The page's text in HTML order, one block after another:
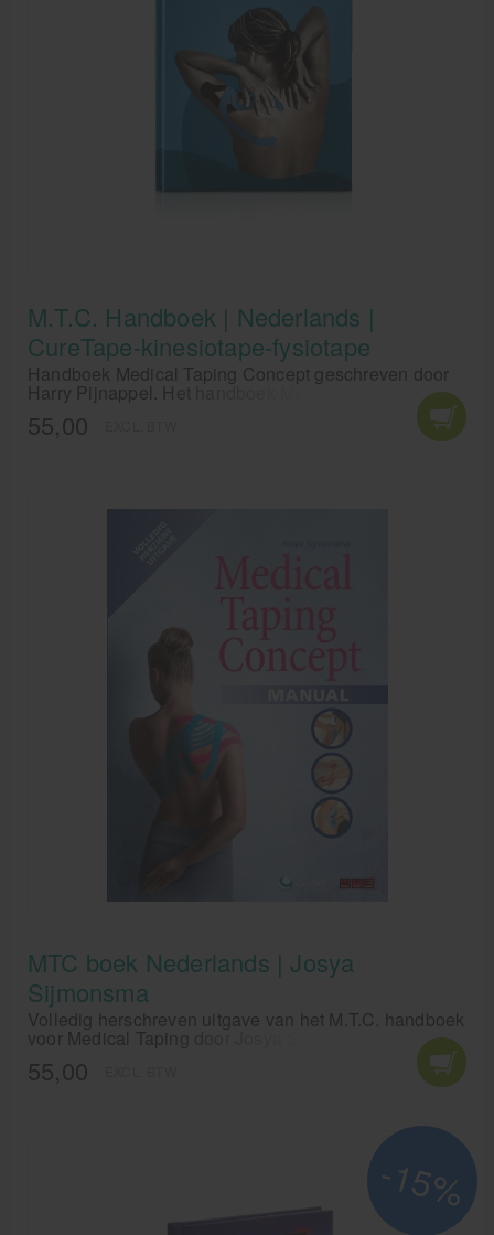
M.T.C. Handboek | Nederlands |
CureTape-kinesiotape-fysiotape
Handboek Medical Taping Concept geschreven door
Harry Pijnappel. Het handboek Medical Taping
Concept, is dé ultieme gids voor medische
professionals die meer inzicht in behandeling met
55,00
MTC boek Nederlands | Josya
Sijmonsma
Volledig herschreven uitgave van het M.T.C. handboek
voor Medical Taping door Josya Sijmonsma.
Handleiding met duidelijke foto's voor het leren en
naslaan van Kinesiotaping.
55,00
-15%